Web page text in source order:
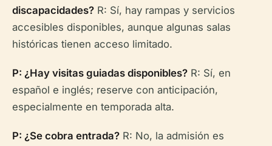
discapacidades? R: Sí, hay rampas y servicios
accesibles disponibles, aunque algunas salas
históricas tienen acceso limitado.
P: ¿Hay visitas guiadas disponibles? R: Sí, en
español e inglés; reserve con anticipación,
especialmente en temporada alta.
P: ¿Se cobra entrada? R: No, la admisión es